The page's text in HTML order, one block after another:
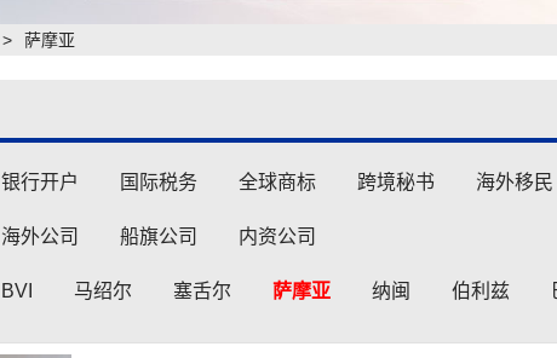
> 萨摩亚
银行开户 国际税务 全球商标 跨境秘书 海外移民
海外公司 船旗公司 内资公司
BVI 马绍尔 塞舌尔 萨摩亚 纳闽 伯利兹